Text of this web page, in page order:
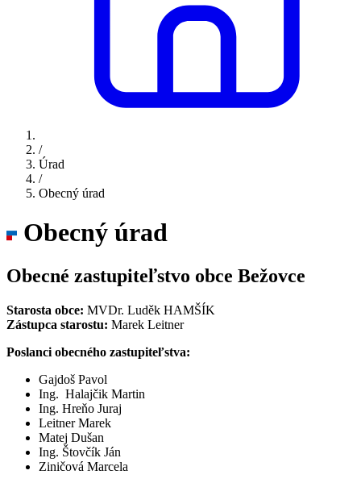
/
Úrad
/
Obecný úrad
Obecný úrad
Obecné zastupiteľstvo obce Bežovce
Starosta obce: MVDr. Luděk HAMŠÍK
Zástupca starostu: Marek Leitner
Poslanci obecného zastupiteľstva:
Gajdoš Pavol
Ing. Halajčik Martin
Ing. Hreňo Juraj
Leitner Marek
Matej Dušan
Ing. Štovčík Ján
Ziničová Marcela